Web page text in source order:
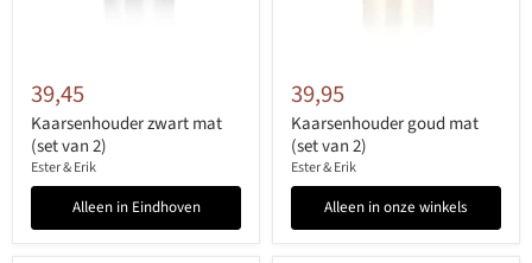
39,45
Kaarsenhouder zwart mat
(set van 2)
Ester & Erik
Alleen in Eindhoven
39,95
Kaarsenhouder goud mat
(set van 2)
Ester & Erik
Alleen in onze winkels